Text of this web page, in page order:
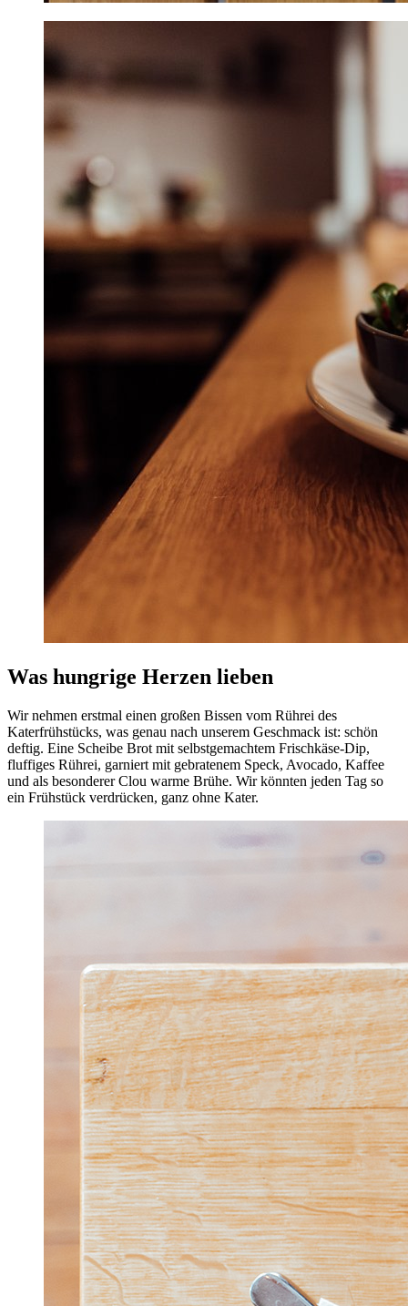
Was hungrige Herzen lieben
Wir nehmen erstmal einen großen Bissen vom Rührei des
Katerfrühstücks, was genau nach unserem Geschmack ist: schön
deftig. Eine Scheibe Brot mit selbstgemachtem Frischkäse-Dip,
fluffiges Rührei, garniert mit gebratenem Speck, Avocado, Kaffee
und als besonderer Clou warme Brühe. Wir könnten jeden Tag so
ein Frühstück verdrücken, ganz ohne Kater.